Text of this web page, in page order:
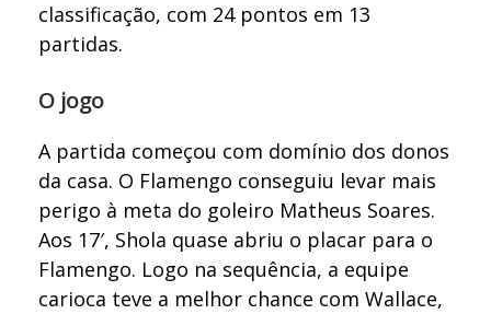
classificação, com 24 pontos em 13
partidas.
O jogo
A partida começou com domínio dos donos
da casa. O Flamengo conseguiu levar mais
perigo à meta do goleiro Matheus Soares.
Aos 17′, Shola quase abriu o placar para o
Flamengo. Logo na sequência, a equipe
carioca teve a melhor chance com Wallace,